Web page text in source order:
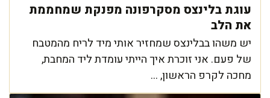
עוגת בלינצס מסקרפונה מפנקת שמחממת
את הלב
יש משהו בבלינצס שמחזיר אותי מיד לריח מהמטבח
של פעם. אני זוכרת איך הייתי עומדת ליד המחבת,
מחכה לקרפ הראשון, ...